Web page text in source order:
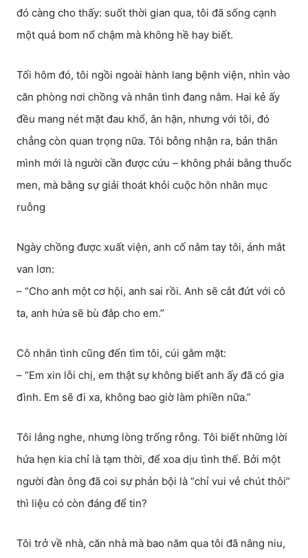
đó càng cho thấy: suốt thời gian qua, tôi đã sống cạnh
một quả bom nổ chậm mà không hề hay biết.
Tối hôm đó, tôi ngồi ngoài hành lang bệnh viện, nhìn vào
căn phòng nơi chồng và nhân tình đang nằm. Hai kẻ ấy
đều mang nét mặt đau khổ, ân hận, nhưng với tôi, đó
chẳng còn quan trọng nữa. Tôi bỗng nhận ra, bản thân
mình mới là người cần được cứu – không phải bằng thuốc
men, mà bằng sự giải thoát khỏi cuộc hôn nhân mục
ruỗng
Ngày chồng được xuất viện, anh cố nắm tay tôi, ánh mắt
van lơn:
– “Cho anh một cơ hội, anh sai rồi. Anh sẽ cắt đứt với cô
ta, anh hứa sẽ bù đắp cho em.”
Cô nhân tình cũng đến tìm tôi, cúi gằm mặt:
– “Em xin lỗi chị, em thật sự không biết anh ấy đã có gia
đình. Em sẽ đi xa, không bao giờ làm phiền nữa.”
Tôi lắng nghe, nhưng lòng trống rỗng. Tôi biết những lời
hứa hẹn kia chỉ là tạm thời, để xoa dịu tình thế. Bởi một
người đàn ông đã coi sự phản bội là “chỉ vui vẻ chút thôi”
thì liệu có còn đáng để tin?
Tôi trở về nhà, căn nhà mà bao năm qua tôi đã nâng niu,